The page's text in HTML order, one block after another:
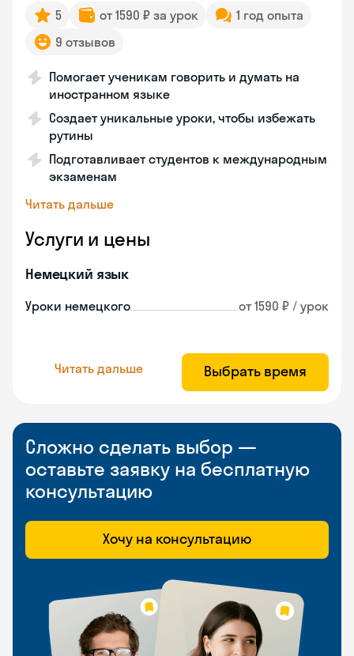
5 от 1590 ₽ за урок
1 год опыта
9 отзывов
Помогает ученикам говорить и думать на
иностранном языке
Создает уникальные уроки, чтобы избежать
рутины
Подготавливает студентов к международным
экзаменам
Читать дальше
Услуги и цены
Немецкий язык
Уроки немецкого от 1590 ₽ / урок
Читать дальше Выбрать время
Сложно сделать выбор —
оставьте заявку на бесплатную
консультацию
Хочу на консультацию